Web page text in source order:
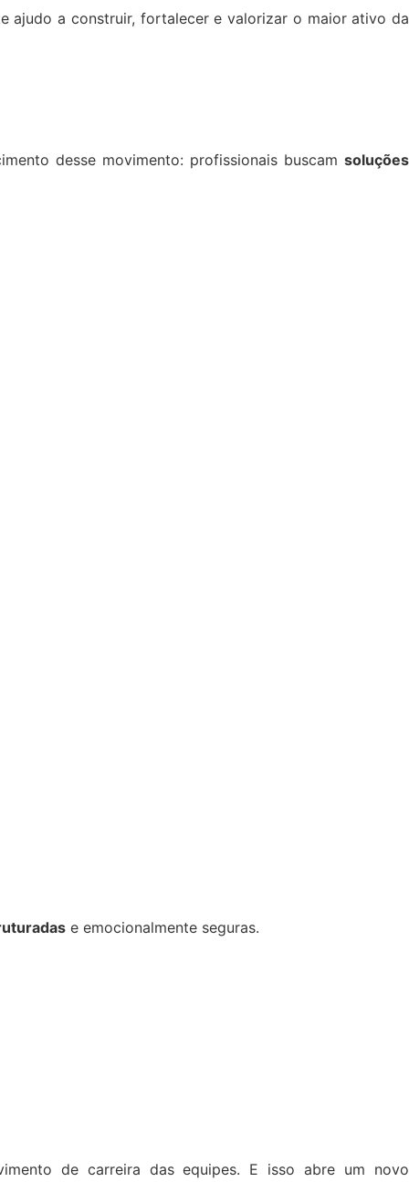
ajudo a construir, fortalecer e valorizar o maior ativo da
desse movimento: profissionais buscam soluções
e emocionalmente seguras.
de carreira das equipes. E isso abre um novo